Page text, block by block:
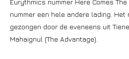
Eurythmics nummer Here Comes
nummer een hele andere lading. Het
gezongen door de eveneens uit
Mahaignul (The Advantage).